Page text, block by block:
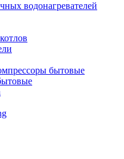
водонагревателей
бытовые